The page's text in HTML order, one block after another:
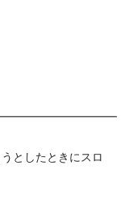
としたときにスロ